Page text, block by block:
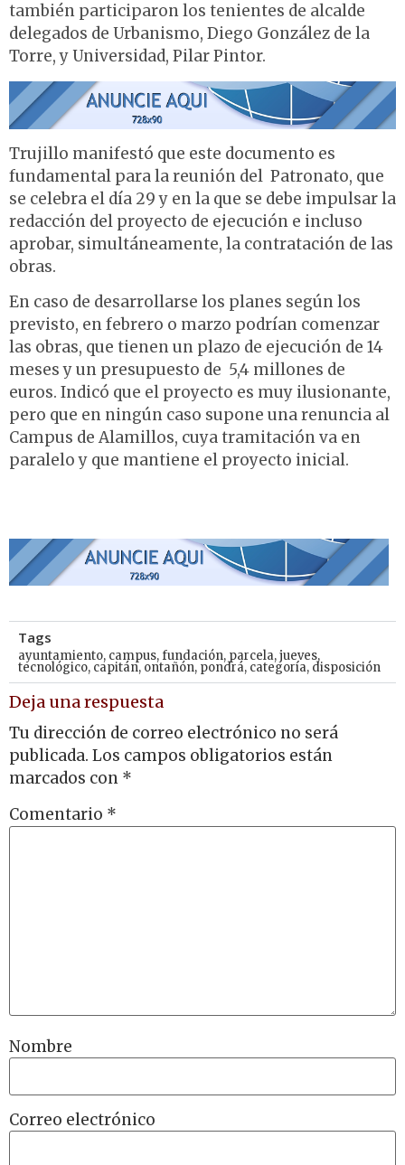
también participaron los tenientes de alcalde
delegados de Urbanismo, Diego González de la
Torre, y Universidad, Pilar Pintor.
Trujillo manifestó que este documento es
fundamental para la reunión del Patronato, que
se celebra el día 29 y en la que se debe impulsar la
redacción del proyecto de ejecución e incluso
aprobar, simultáneamente, la contratación de las
obras.
En caso de desarrollarse los planes según los
previsto, en febrero o marzo podrían comenzar
las obras, que tienen un plazo de ejecución de 14
meses y un presupuesto de 5,4 millones de
euros. Indicó que el proyecto es muy ilusionante,
pero que en ningún caso supone una renuncia al
Campus de Alamillos, cuya tramitación va en
paralelo y que mantiene el proyecto inicial.
Tags
ayuntamiento, campus,fundación, parcela,jueves,
tecnológico, capitán, ontañón, pondrá, categoría, disposición
Deja una respuesta
Tu dirección de correo electrónico no será
publicada. Los campos obligatorios están
marcados con *
Comentario *
Nombre
Correo electrónico